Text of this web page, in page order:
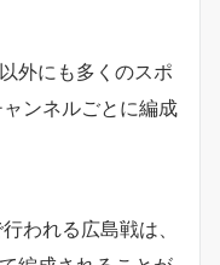
外にも多くのスポ
ンネルごとに編成
われる広島戦は、